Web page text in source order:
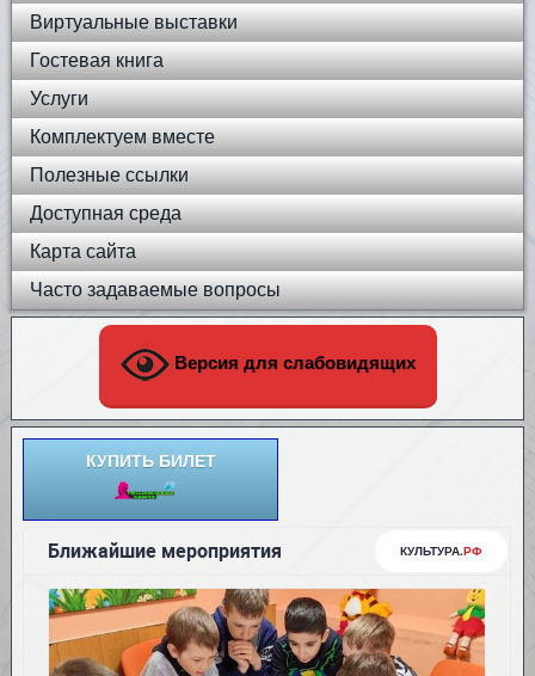
Виртуальные выставки
Гостевая книга
Услуги
Комплектуем вместе
Полезные ссылки
Доступная среда
Карта сайта
Часто задаваемые вопросы
Версия для слабовидящих
КУПИТЬ БИЛЕТ